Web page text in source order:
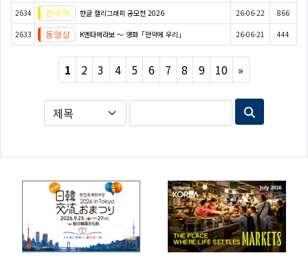
2634 한글 캘리그래피 공모전 2026 26-06-22 866
2633 K엔타메라보 ～ 영화「만약에 우리」 26-06-21 444
1 2 3 4 5 6 7 8 9 10 »